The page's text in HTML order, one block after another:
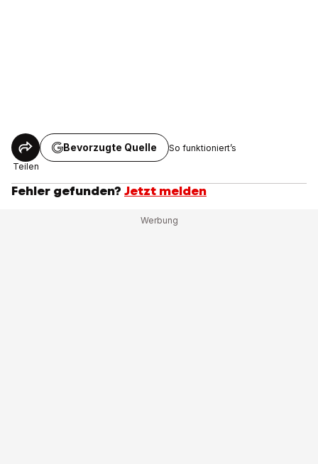
Teilen
Bevorzugte Quelle So funktioniert’s
Fehler gefunden? Jetzt melden